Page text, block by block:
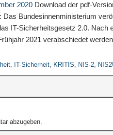
2020 Download der pdf-
Bundesinnenministerium
IT-Sicherheitsgesetz 2.0. Nach
2021 verabschiedet
, IT-Sicherheit, KRITIS, NIS-2,
abzugeben.